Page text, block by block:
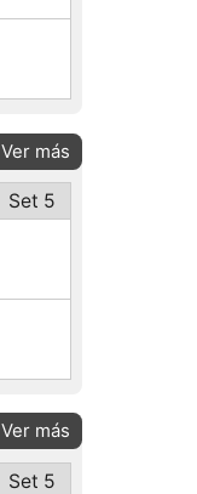
Ver más
Set 5
Ver más
Set 5